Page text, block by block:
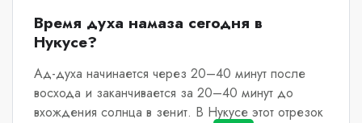
Время духа намаза сегодня в
Нукусе?
Ад-духа начинается через 20–40 минут после
восхода и заканчивается за 20–40 минут до
вхождения солнца в зенит. В Нукусеэтот отрезок